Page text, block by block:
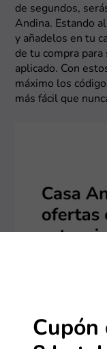
de segundos,
Andina. Estando
y añadelos en tu
de tu compra
aplicado. Con
máximo los
más fácil que
Cupón